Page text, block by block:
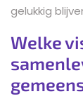
gelukkig
Welke